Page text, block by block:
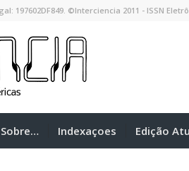
197602DF849. ©Interciencia 2011 - ISSN
Sobre… Indexaçoes Edição